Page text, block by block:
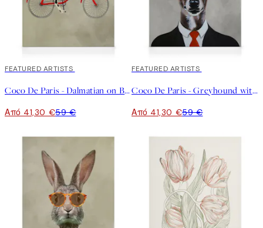
30%*
FEATURED ARTISTS
Coco De Paris - Dalmatian on Bicycle Καμβά
Από 41,30 €59 €
30%*
FEATURED ARTISTS
Coco De Paris - Greyhound with Wine Glass Καμβά
Από 41,30 €59 €